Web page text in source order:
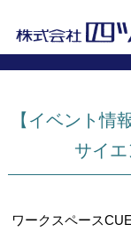
【イベント情
サイエ
ワークスペース